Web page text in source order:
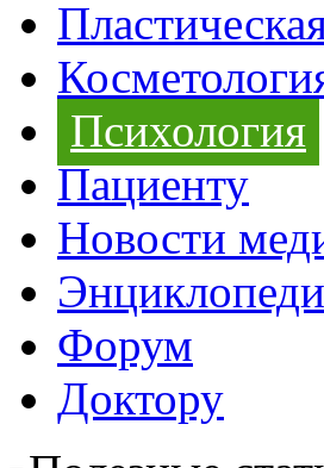
Психология
Пациенту
Новости
Форум
Доктору